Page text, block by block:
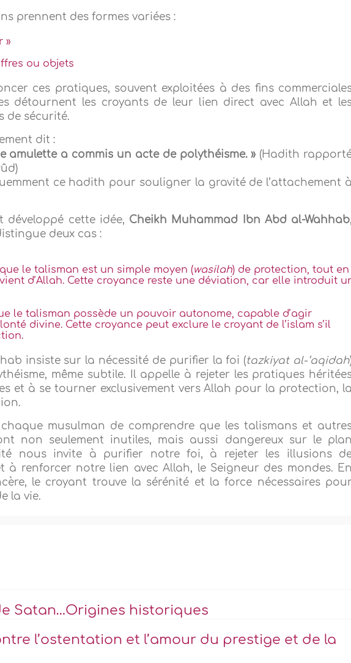
prennent des formes variées :
»
ou objets
ces pratiques, souvent exploitées à des fins
détournent les croyants de leur lien direct avec Allah et
de sécurité.
dit :
amulette a commis un acte de polythéisme. » (Hadith
ce hadith pour souligner la gravité de l’attachement à
développé cette idée, Cheikh Muhammad Ibn Abd al-Wahhab,
deux cas :
le talisman est un simple moyen (wasilah) de protection, tout en
d’Allah. Cette croyance reste une déviation, car elle introduit
le talisman possède un pouvoir autonome, capable d’agir
divine. Cette croyance peut exclure le croyant de l’islam s’il
insiste sur la nécessité de purifier la foi (tazkiyat al-‘aqidah
même subtile. Il appelle à rejeter les pratiques
et à se tourner exclusivement vers Allah pour la protection, la
musulman de comprendre que les talismans et
non seulement inutiles, mais aussi dangereux sur le plan
nous invite à purifier notre foi, à rejeter les illusions
à renforcer notre lien avec Allah, le Seigneur des mondes. En
le croyant trouve la sérénité et la force nécessaires pour
la vie.
Satan…Origines historiques
l’ostentation et l’amour du prestige et de la